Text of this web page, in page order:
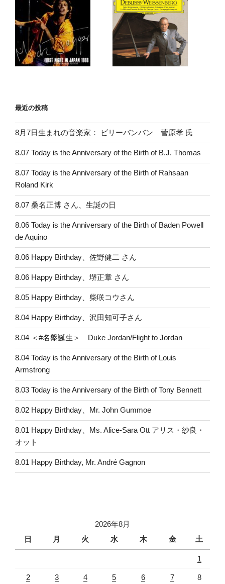
最近の投稿
8月7日生まれの音楽家： ビリーバンバン 菅原孝 氏
8.07 Today is the Anniversary of the Birth of B.J. Thomas
8.07 Today is the Anniversary of the Birth of Rahsaan
Roland Kirk
8.07 桑名正博 さん、生誕の日
8.06 Today is the Anniversary of the Birth of Baden Powell
de Aquino
8.06 Happy Birthday、佐野健二 さん
8.06 Happy Birthday、堺正章 さん
8.05 Happy Birthday、柴咲コウさん
8.04 Happy Birthday、沢田知可子さん
8.04 ＜#名盤誕生＞ Duke Jordan/Flight to Jordan
8.04 Today is the Anniversary of the Birth of Louis
Armstrong
8.03 Today is the Anniversary of the Birth of Tony Bennett
8.02 Happy Birthday、Mr. John Gummoe
8.01 Happy Birthday、Ms. Alice-Sara Ott アリス・紗良・
オット
8.01 Happy Birthday, Mr. André Gagnon
2026年8月
日
月 火 水 木 金 土
1
2 3 4 5 6 7 8